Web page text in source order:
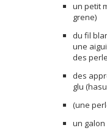
un petit
grene)
du fil
une
des
des
glu
(une
un